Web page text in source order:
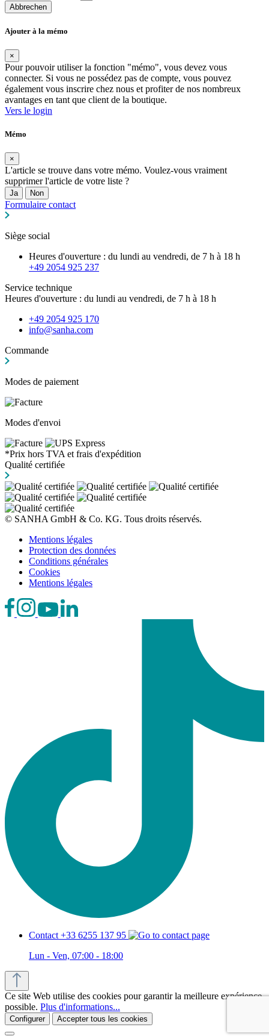
Abbrechen
Ajouter à la mémo
×
Pour pouvoir utiliser la fonction "mémo", vous devez vous
connecter. Si vous ne possédez pas de compte, vous pouvez
également vous inscrire chez nous et profiter de nos nombreux
avantages en tant que client de la boutique.
Vers le login
Mémo
×
L'article se trouve dans votre mémo. Voulez-vous vraiment
supprimer l'article de votre liste ?
Ja Non
Formulaire contact
Siège social
Heures d'ouverture : du lundi au vendredi, de 7 h à 18 h
+49 2054 925 237
Service technique
Heures d'ouverture : du lundi au vendredi, de 7 h à 18 h
+49 2054 925 170
info@sanha.com
Commande
Modes de paiement
Modes d'envoi
*Prix hors TVA et frais d'expédition
Qualité certifiée
© SANHA GmbH & Co. KG. Tous droits réservés.
Mentions légales
Protection des données
Conditions générales
Cookies
Mentions légales
Contact +33 6255 137 95
Lun - Ven, 07:00 - 18:00
Ce site Web utilise des cookies pour garantir la meilleure expérience
possible. Plus d'informations...
Configurer Accepter tous les cookies